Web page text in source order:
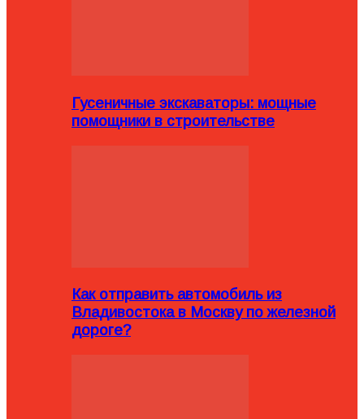
Гусеничные экскаваторы: мощные
помощники в строительстве
Как отправить автомобиль из
Владивостока в Москву по железной
дороге?